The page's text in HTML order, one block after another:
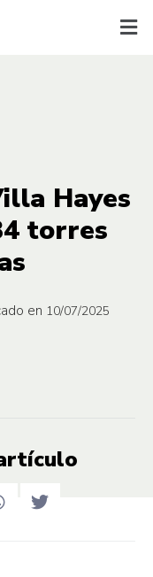
Hayes
torres
en 10/07/2025